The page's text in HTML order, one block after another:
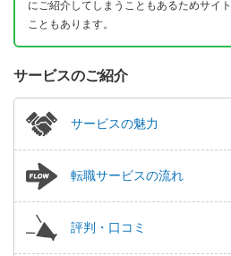
にご紹介してしまうこともあるためサイ
こともあります。
サービスのご紹介
サービスの魅力
転職サービスの流れ
評判・口コミ